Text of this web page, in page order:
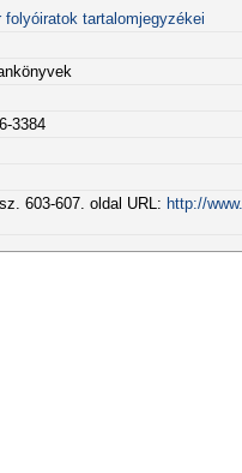
folyóiratok tartalomjegyzékei
3384
603-607. oldal URL: http://